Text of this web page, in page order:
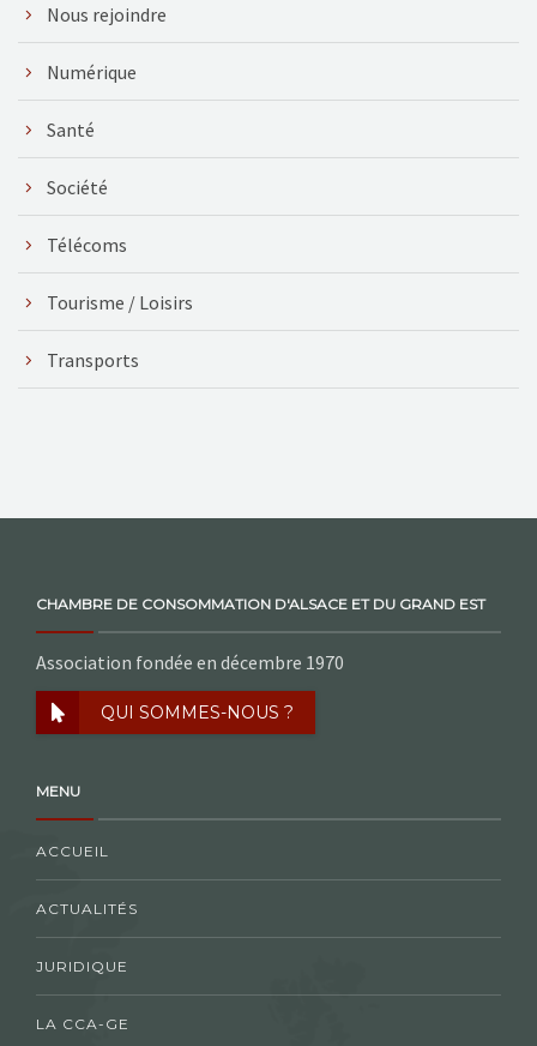
Nous rejoindre
Numérique
Santé
Société
Télécoms
Tourisme / Loisirs
Transports
CHAMBRE DE CONSOMMATION D'ALSACE ET DU GRAND EST
Association fondée en décembre 1970
QUI SOMMES-NOUS ?
MENU
ACCUEIL
ACTUALITÉS
JURIDIQUE
LA CCA-GE